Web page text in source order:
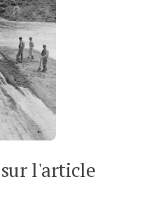
l'article